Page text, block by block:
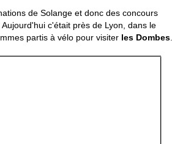
de Solange et donc des concours
c'était près de Lyon, dans le
partis à vélo pour visiter les Dombes